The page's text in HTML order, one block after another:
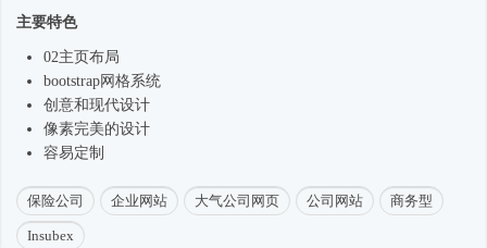
主要特色
02主页布局
bootstrap网格系统
创意和现代设计
像素完美的设计
容易定制
保险公司 企业网站 大气公司网页 公司网站 商务型
Insubex